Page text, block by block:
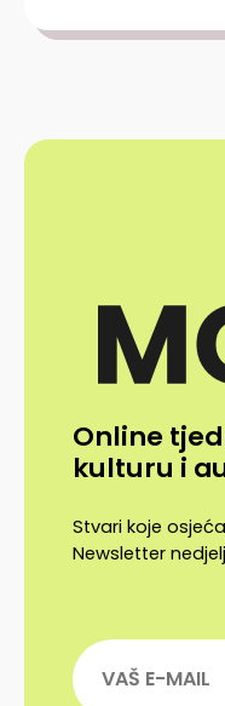
Online
kulturu i
Stvari koje
Newsletter